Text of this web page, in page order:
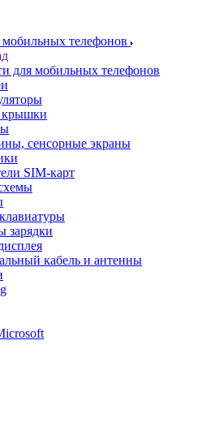
телефонов
для мобильных телефонов
сенсорные экраны
SIM-карт
зарядки
кабель и антенны